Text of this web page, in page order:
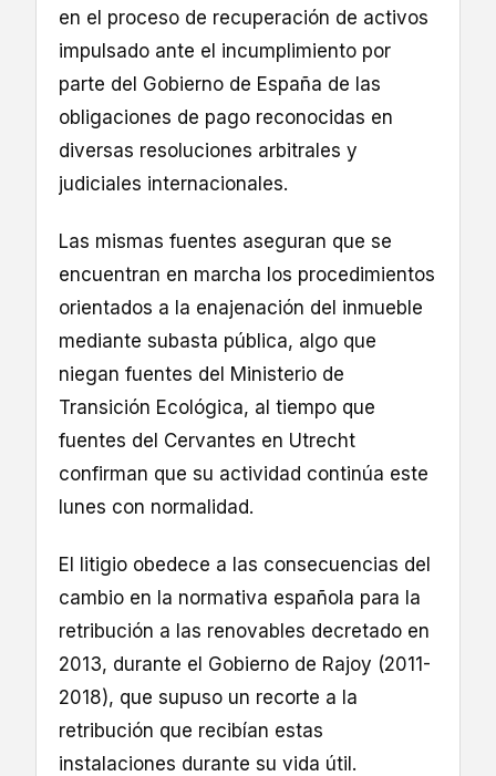
en el proceso de recuperación de activos
impulsado ante el incumplimiento por
parte del Gobierno de España de las
obligaciones de pago reconocidas en
diversas resoluciones arbitrales y
judiciales internacionales.
Las mismas fuentes aseguran que se
encuentran en marcha los procedimientos
orientados a la enajenación del inmueble
mediante subasta pública, algo que
niegan fuentes del Ministerio de
Transición Ecológica, al tiempo que
fuentes del Cervantes en Utrecht
confirman que su actividad continúa este
lunes con normalidad.
El litigio obedece a las consecuencias del
cambio en la normativa española para la
retribución a las renovables decretado en
2013, durante el Gobierno de Rajoy (2011-
2018), que supuso un recorte a la
retribución que recibían estas
instalaciones durante su vida útil.